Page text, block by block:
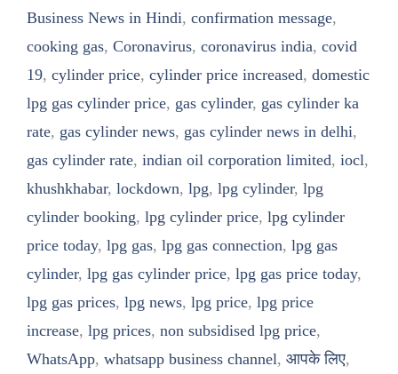
Business News in Hindi, confirmation message,
cooking gas, Coronavirus, coronavirus india, covid
19, cylinder price, cylinder price increased, domestic
lpg gas cylinder price, gas cylinder, gas cylinder ka
rate, gas cylinder news, gas cylinder news in delhi,
gas cylinder rate, indian oil corporation limited, iocl,
khushkhabar, lockdown, lpg, lpg cylinder, lpg
cylinder booking, lpg cylinder price, lpg cylinder
price today, lpg gas, lpg gas connection, lpg gas
cylinder, lpg gas cylinder price, lpg gas price today,
lpg gas prices, lpg news, lpg price, lpg price
increase, lpg prices, non subsidised lpg price,
WhatsApp, whatsapp business channel, आपके लिए,